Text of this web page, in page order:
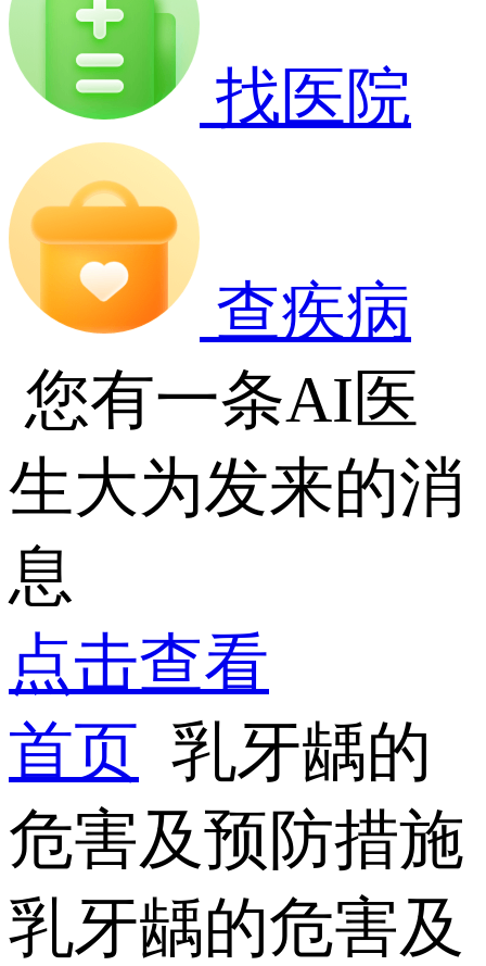
找医院
查疾病
您有一条AI医
生大为发来的消
息
点击查看
首页 乳牙龋的
危害及预防措施
乳牙龋的危害及